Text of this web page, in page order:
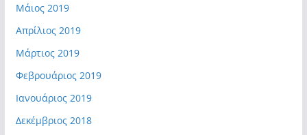
Μάιος 2019
Απρίλιος 2019
Μάρτιος 2019
Φεβρουάριος 2019
Ιανουάριος 2019
Δεκέμβριος 2018